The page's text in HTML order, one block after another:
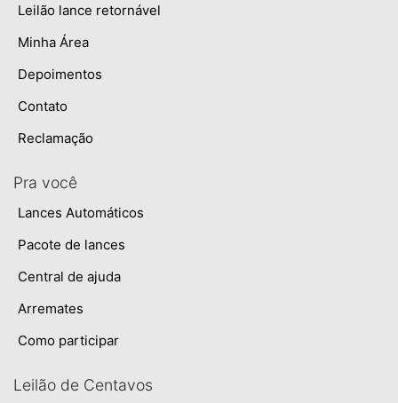
Leilão lance retornável
Minha Área
Depoimentos
Contato
Reclamação
Pra você
Lances Automáticos
Pacote de lances
Central de ajuda
Arremates
Como participar
Leilão de Centavos